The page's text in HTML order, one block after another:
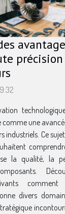
comme une
industriels. Ce
la qualité, la
comment
divers